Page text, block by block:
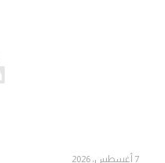
7 أغسطس، 2026